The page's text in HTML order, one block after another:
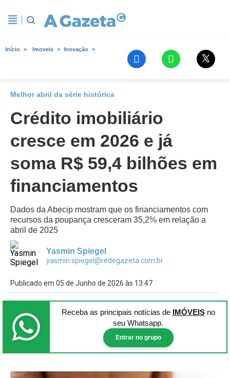
Início Imoveis Inovação
Melhor abril da série histórica
Crédito imobiliário
cresce em 2026 e já
soma R$ 59,4 bilhões em
financiamentos
Dados da Abecip mostram que os financiamentos com
recursos da poupança cresceram 35,2% em relação a
abril de 2025
Yasmin Spiegel
yasmin.spiegel@redegazeta.com.br
Publicado em 05 de Junho de 2026 às 13:47
Receba as principais notícias de IMÓVEISno
seu Whatsapp.
Entrar no grupo